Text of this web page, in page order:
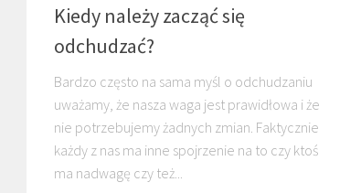
Kiedy należy zacząć się
odchudzać?
Bardzo często na sama myśl o odchudzaniu
uważamy, że nasza waga jest prawidłowa i że
nie potrzebujemy żadnych zmian. Faktycznie
każdy z nas ma inne spojrzenie na to czy ktoś
ma nadwagę czy też...